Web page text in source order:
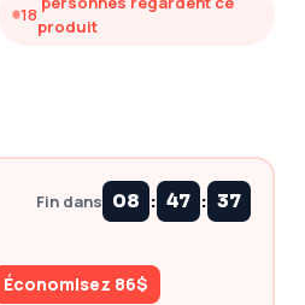
18
produit
Fin dans 08 : 47 : 37
Économisez 86$